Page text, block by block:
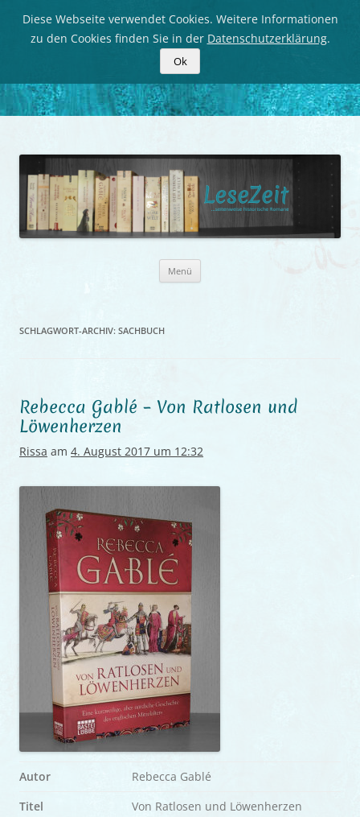
LeseZeit
Menü
SCHLAGWORT-ARCHIV: SACHBUCH
Rebecca Gablé – Von Ratlosen und
Löwenherzen
Rissa am 4. August 2017 um 12:32
Autor
Rebecca Gablé
Titel
Von Ratlosen und Löwenherzen
Diese Webseite verwendet Cookies. Weitere Informationen
zu den Cookies finden Sie in der Datenschutzerklärung.
Ok